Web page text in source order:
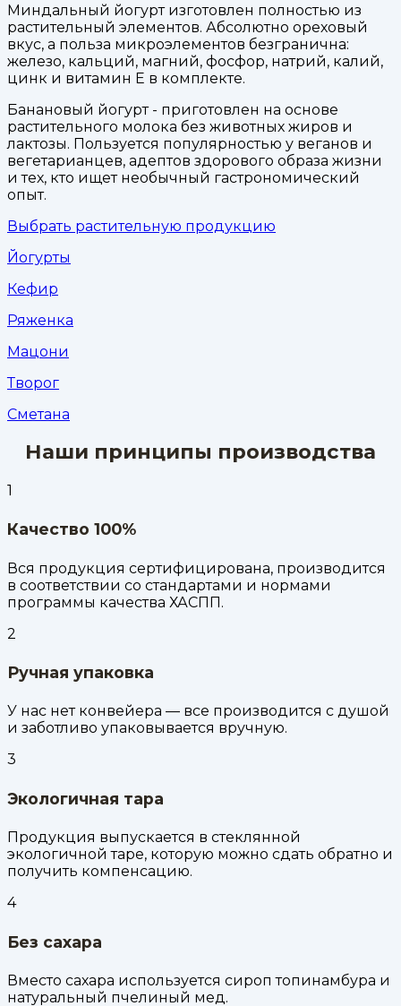
Миндальный йогурт изготовлен полностью из
растительный элементов. Абсолютно ореховый
вкус, а польза микроэлементов безгранична:
железо, кальций, магний, фосфор, натрий, калий,
цинк и витамин Е в комплекте.
Банановый йогурт - приготовлен на основе
растительного молока без животных жиров и
лактозы. Пользуется популярностью у веганов и
вегетарианцев, адептов здорового образа жизни
и тех, кто ищет необычный гастрономический
опыт.
Выбрать растительную продукцию
Йогурты
Кефир
Ряженка
Мацони
Творог
Сметана
Наши принципы производства
1
Качество 100%
Вся продукция сертифицирована, производится
в соответствии со стандартами и нормами
программы качества ХАСПП.
2
Ручная упаковка
У нас нет конвейера — все производится с душой
и заботливо упаковывается вручную.
3
Экологичная тара
Продукция выпускается в стеклянной
экологичной таре, которую можно сдать обратно и
получить компенсацию.
4
Без сахара
Вместо сахара используется сироп топинамбура и
натуральный пчелиный мед.